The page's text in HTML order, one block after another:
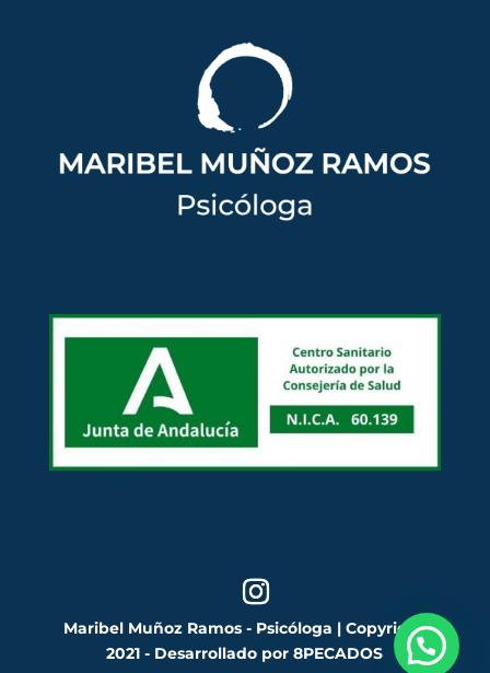
Maribel Muñoz Ramos - Psicóloga | Copyright
2021 - Desarrollado por8PECADOS